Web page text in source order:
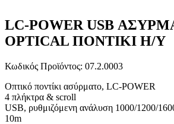
LC-POWER USB
OPTICAL ΠΟΝΤΙΚΙ Η/Υ
Κωδικός Προϊόντος: 07.2.0003
Οπτικό ποντίκι ασύρματο, LC-POWER
4 πλήκτρα & scroll
USB, ρυθμιζόμενη ανάλυση 1000/1200/
10m